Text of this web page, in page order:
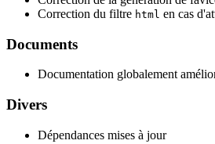
Correction du filtre html en cas
Documents
Documentation globalement
Divers
Dépendances mises à jour